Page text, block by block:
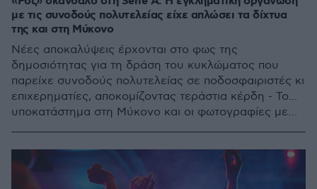
με τις συνοδούς πολυτελείας είχε απλώσει τα δίχτυα
της και στη Μύκονο
Νέες αποκαλύψεις έρχονται στο φως της
δημοσιότητας για τη δράση του κυκλώματος που
παρείχε συνοδούς πολυτελείας σε ποδοσφαιριστές κι
επιχερηματίες, αποκομίζοντας τεράστια κέρδη - Το...
υποκατάστημα στη Μύκονο και οι φωτογραφίες με